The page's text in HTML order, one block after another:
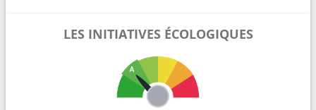
LES INITIATIVES ÉCOLOGIQUES